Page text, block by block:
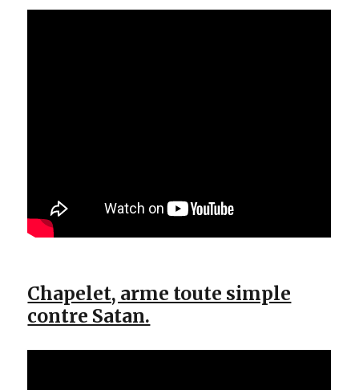
Chapelet, arme toute simple
contre Satan.